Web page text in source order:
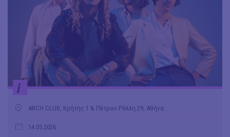
i
ARCH CLUB, Κρήτης 1 & Πέτρου Ράλλη 29, Αθήνα
14.05.2026